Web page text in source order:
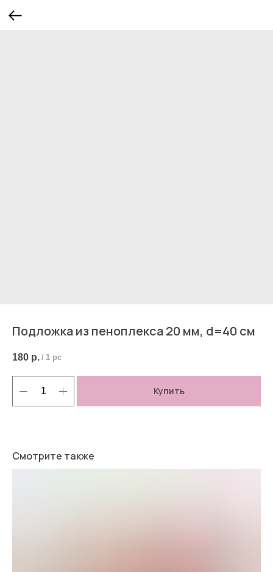
Подложка из пеноплекса 20 мм, d=40 см
180 р. / 1 pc
Купить
Смотрите также